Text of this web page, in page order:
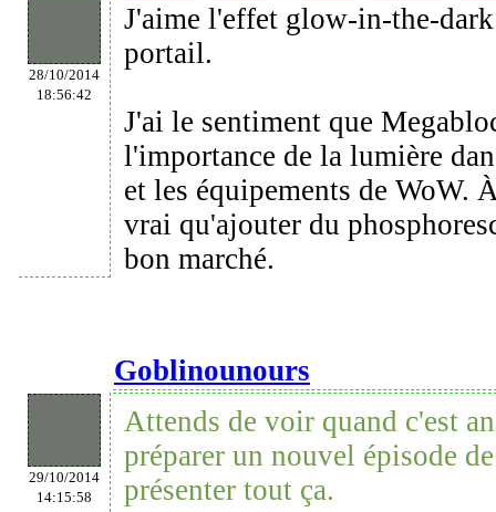
28/10/2014
18:56:42
J'aime l'effet glow-in-the-
portail.
J'ai le sentiment que
l'importance de la lumière
et les équipements de WoW.
vrai qu'ajouter du
bon marché.
Goblinounours
29/10/2014
14:15:58
Attends de voir quand c'est
préparer un nouvel épisode
présenter tout ça.